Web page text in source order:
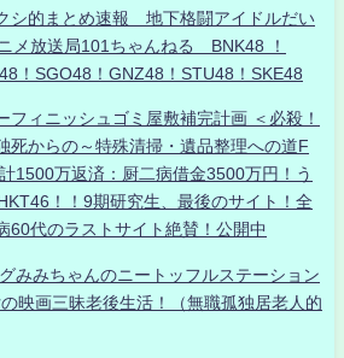
シ的まとめ速報 地下格闘アイドルだい
メ放送局101ちゃんねる BNK48 ！
！SGO48！GNZ48！STU48！SKE48
フィニッシュゴミ屋敷補完計画 ＜必殺！
死からの～特殊清掃・遺品整理への道F
1500万返済：厨二病借金3500万円！う
！！9期研究生、最後のサイト！全
60代のラストサイト絶賛！公開中
みみちゃんのニートッフルステーション
映画三昧老後生活！（無職孤独居老人的